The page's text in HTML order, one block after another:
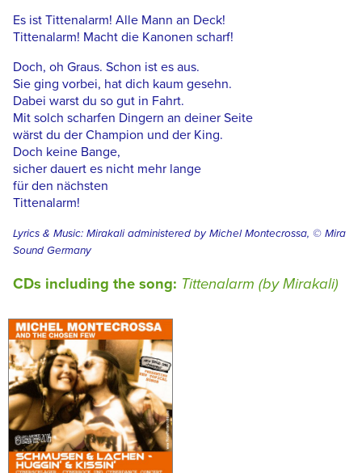
Es ist Tittenalarm! Alle Mann an Deck!
Tittenalarm! Macht die Kanonen scharf!
Doch, oh Graus. Schon ist es aus.
Sie ging vorbei, hat dich kaum gesehn.
Dabei warst du so gut in Fahrt.
Mit solch scharfen Dingern an deiner Seite
wärst du der Champion und der King.
Doch keine Bange,
sicher dauert es nicht mehr lange
für den nächsten
Tittenalarm!
Lyrics & Music: Mirakali administered by Michel Montecrossa, © Mira
Sound Germany
CDs including the song: Tittenalarm (by Mirakali)